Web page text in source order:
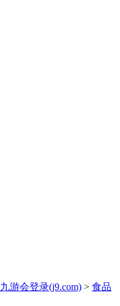
九游会登录(j9.com) > 食品